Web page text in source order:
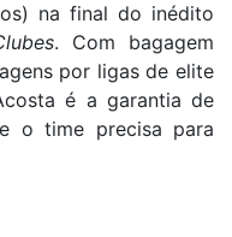
na final do inédito
. Com bagagem
por ligas de elite
é a garantia de
o time precisa para